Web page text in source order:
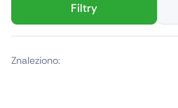
Filtry
Znaleziono: